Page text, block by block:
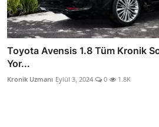
Toyota Avensis 1.8 Tüm Kronik
Yor...
Kronik Uzmanı Eylül 3, 2024 0 1.8K